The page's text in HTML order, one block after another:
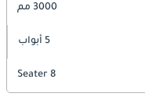
3000 مم
5 أبواب
8 Seater